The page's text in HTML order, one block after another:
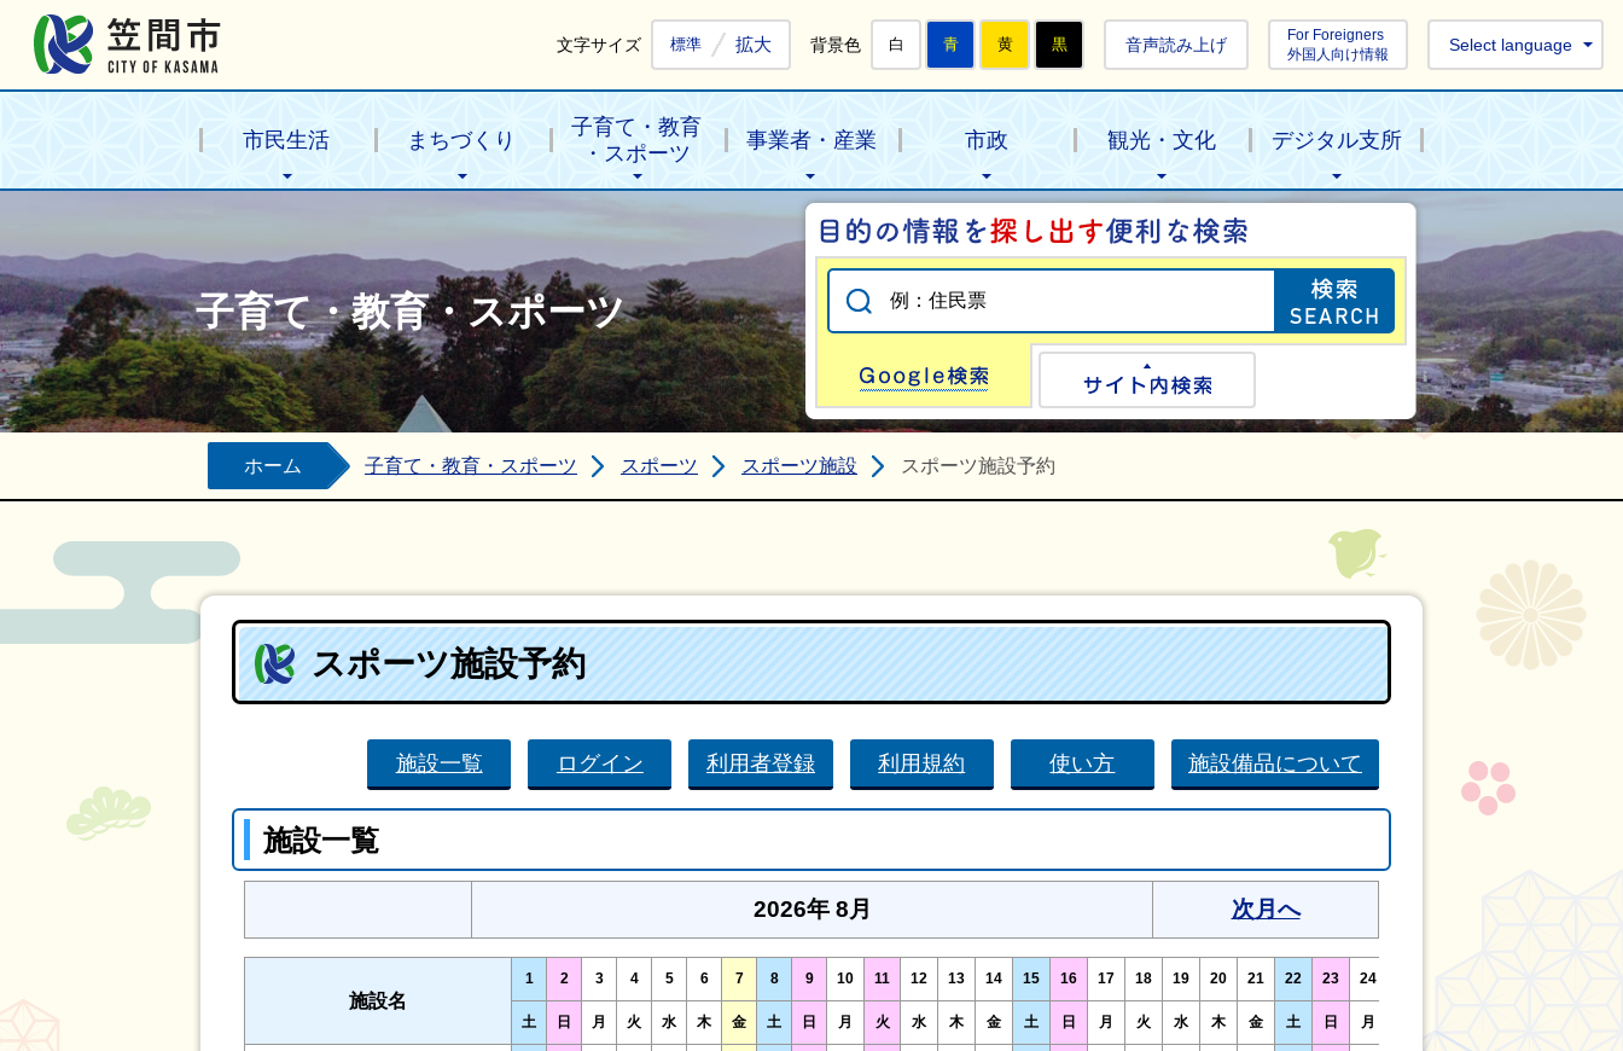
文字サイズ 標準 拡大 背景色 白 青 黄 黒 音声読み上げ
For Foreigners
外国人向け情報
Select language
市民生活 まちづくり
子育て・教育
・スポーツ
事業者・産業 市政 観光・文化 デジタル支所
子育て・教育・スポーツ
目的の情報を探
Google検索
ホーム 子育て・教育・スポーツ スポーツ スポーツ施設 スポーツ施設予約
スポーツ施設予約
施設一覧 ログイン 利用者登録 利用規約 使い方 施設備品について
施設一覧
2026年 8月 次月へ
施設名
1 2 3 4 5 6 7 8 9 10 11 12 13 14 15 16 17 18 19 20 21 22 23 24
土 日 月 火 水 木 金 土 日 月 火 水 木 金 土 日 月 火 水 木 金 土 日 月